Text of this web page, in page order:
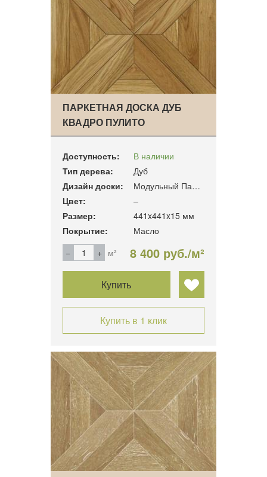
ПАРКЕТНАЯ ДОСКА ДУБ
КВАДРО ПУЛИТО
Доступность:
В наличии
Тип дерева:
Дуб
Дизайн доски:
Модульный Паркет
Цвет:
–
Размер:
441x441x15 мм
Покрытие:
Масло
м²
8 400 руб./м²
Купить
Купить в 1 клик